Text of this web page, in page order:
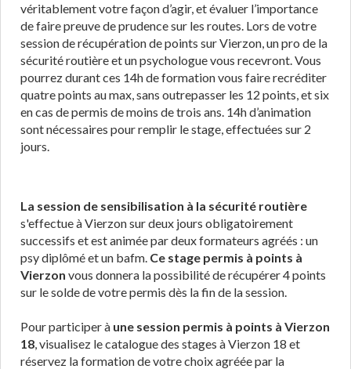
véritablement votre façon d’agir, et évaluer l’importance
de faire preuve de prudence sur les routes. Lors de votre
session de récupération de points sur Vierzon, un pro de la
sécurité routière et un psychologue vous recevront. Vous
pourrez durant ces 14h de formation vous faire recréditer
quatre points au max, sans outrepasser les 12 points, et six
en cas de permis de moins de trois ans. 14h d’animation
sont nécessaires pour remplir le stage, effectuées sur 2
jours.
La session de sensibilisation à la sécurité routière
s'effectue à Vierzon sur deux jours obligatoirement
successifs et est animée par deux formateurs agréés : un
psy diplômé et un bafm. Ce stage permis à points à
Vierzon vous donnera la possibilité de récupérer 4 points
sur le solde de votre permis dès la fin de la session.
Pour participer à une session permis à points à Vierzon
18, visualisez le catalogue des stages à Vierzon 18 et
réservez la formation de votre choix agréée par la